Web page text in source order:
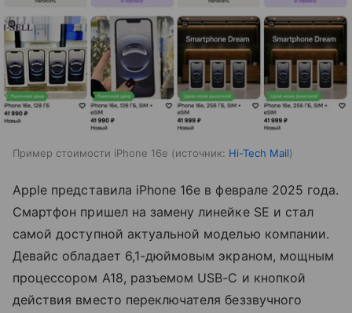
Пример стоимости iPhone 16e источник: Hi-Tech Mail
Apple представила iPhone 16e в феврале 2025 года.
Смартфон пришел на замену линейке SE и стал
самой доступной актуальной моделью компании.
Девайс обладает 6,1-дюймовым экраном, мощным
процессором A18, разъемом USB-C и кнопкой
действия вместо переключателя беззвучного